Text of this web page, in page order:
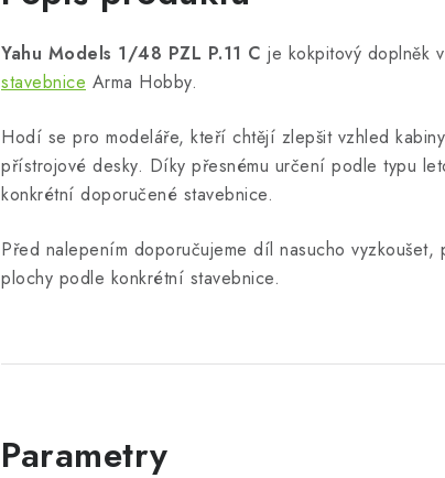
Yahu Models 1/48 PZL P.11 C je kokpitový doplněk
stavebnice Arma Hobby.
Hodí se pro modeláře, kteří chtějí zlepšit vzhled
přístrojové desky. Díky přesnému určení podle typu
konkrétní doporučené stavebnice.
Před nalepením doporučujeme díl nasucho
plochy podle konkrétní stavebnice.